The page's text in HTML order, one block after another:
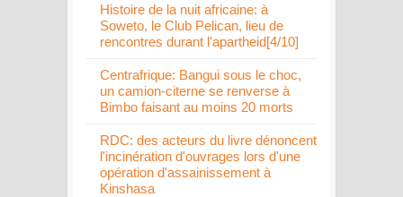
Histoire de la nuit africaine: à
Soweto, le Club Pelican, lieu de
rencontres durant l'apartheid[4/10]
Centrafrique: Bangui sous le choc,
un camion-citerne se renverse à
Bimbo faisant au moins 20 morts
RDC: des acteurs du livre dénoncent
l'incinération d'ouvrages lors d'une
opération d'assainissement à
Kinshasa